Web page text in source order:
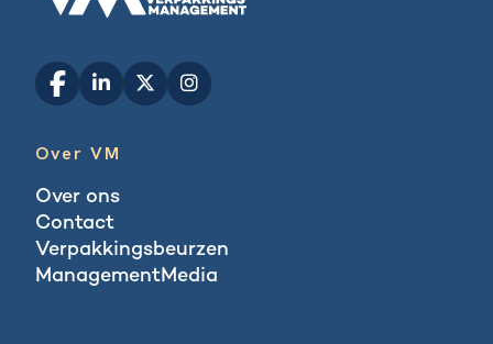
Over VM
Over ons
Contact
Verpakkingsbeurzen
ManagementMedia